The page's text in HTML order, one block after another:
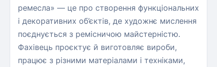
ремесла» — це про створення функціональних
і декоративних об’єктів, де художнє мислення
поєднується з ремісничою майстерністю.
Фахівець проєктує й виготовляє вироби,
працює з різними матеріалами і техніками,